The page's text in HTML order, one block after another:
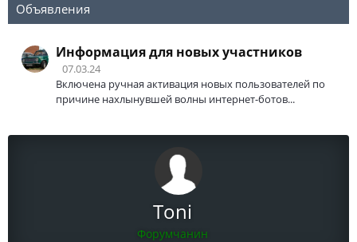
Объявления
Информация для новых участников
07.03.24
Включена ручная активация новых пользователей по
причине нахлынувшей волны интернет-ботов...
Toni
Форумчанин